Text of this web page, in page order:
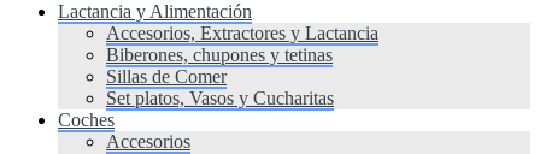
Lactancia y Alimentación
Accesorios, Extractores y Lactancia
Biberones, chupones y tetinas
Sillas de Comer
Set platos, Vasos y Cucharitas
Coches
Accesorios